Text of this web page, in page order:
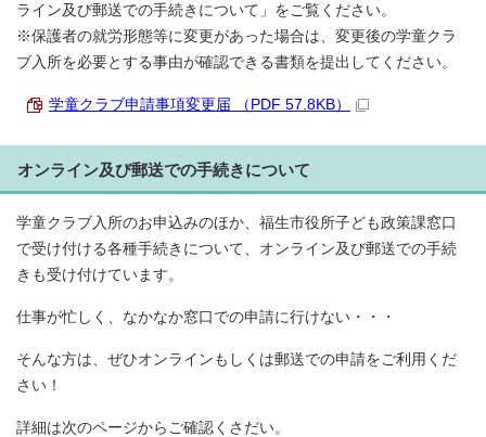
ライン及び郵送での手続きについて」をご覧ください。
※保護者の就労形態等に変更があった場合は、変更後の学童クラ
ブ入所を必要とする事由が確認できる書類を提出してください。
学童クラブ申請事項変更届 （PDF 57.8KB）
オンライン及び郵送での手続きについて
学童クラブ入所のお申込みのほか、福生市役所子ども政策課窓口
で受け付ける各種手続きについて、オンライン及び郵送での手続
きも受け付けています。
仕事が忙しく、なかなか窓口での申請に行けない・・・
そんな方は、ぜひオンラインもしくは郵送での申請をご利用くだ
さい！
詳細は次のページからご確認くさだい。